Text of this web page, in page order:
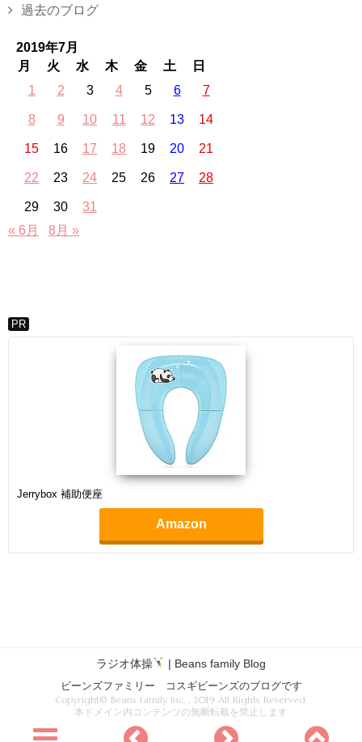
過去のブログ
2019年7月
月
火 水 木 金 土
日
1
2 3 4 5 6 7
8 9 10 11 12 13 14
15 16 17 18 19 20 21
22 23 24 25 26 27 28
29 30
31
« 6月
8月 »
PR
Jerrybox 補助便座
Amazon
ラジオ体操 | Beans family Blog
ビーンズファミリー コスギビーンズのブログです
Copyright© Beans family Inc. , 2019 All Rights Reserved.
本ドメイン内コンテンツの無断転載を禁止します